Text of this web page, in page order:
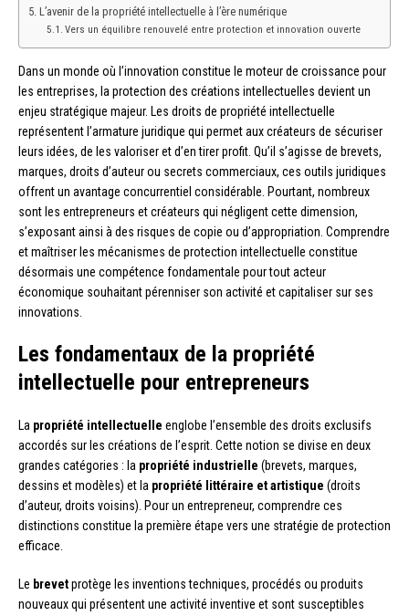
L’avenir de la propriété intellectuelle à l’ère numérique
Vers un équilibre renouvelé entre protection et innovation ouverte
Dans un monde où l’innovation constitue le moteur de croissance pour
les entreprises, la protection des créations intellectuelles devient un
enjeu stratégique majeur. Les droits de propriété intellectuelle
représentent l’armature juridique qui permet aux créateurs de sécuriser
leurs idées, de les valoriser et d’en tirer profit. Qu’il s’agisse de brevets,
marques, droits d’auteur ou secrets commerciaux, ces outils juridiques
offrent un avantage concurrentiel considérable. Pourtant, nombreux
sont les entrepreneurs et créateurs qui négligent cette dimension,
s’exposant ainsi à des risques de copie ou d’appropriation. Comprendre
et maîtriser les mécanismes de protection intellectuelle constitue
désormais une compétence fondamentale pour tout acteur
économique souhaitant pérenniser son activité et capitaliser sur ses
innovations.
Les fondamentaux de la propriété
intellectuelle pour entrepreneurs
La propriété intellectuelle englobe l’ensemble des droits exclusifs
accordés sur les créations de l’esprit. Cette notion se divise en deux
grandes catégories : la propriété industrielle (brevets, marques,
dessins et modèles) et la propriété littéraire et artistique (droits
d’auteur, droits voisins). Pour un entrepreneur, comprendre ces
distinctions constitue la première étape vers une stratégie de protection
efficace.
Le brevetprotège les inventions techniques, procédés ou produits
nouveaux qui présentent une activité inventive et sont susceptibles